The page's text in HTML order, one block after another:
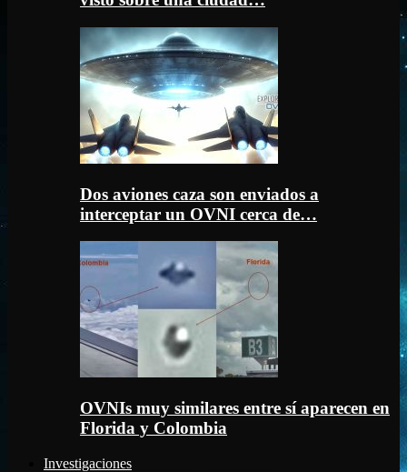
Dos aviones caza son enviados a
interceptar un OVNI cerca de…
OVNIs muy similares entre sí aparecen en
Florida y Colombia
Investigaciones